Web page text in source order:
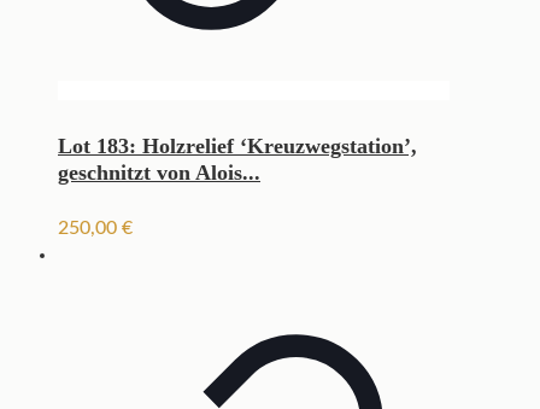
Lot 183: Holzrelief ‘Kreuzwegstation’,
geschnitzt von Alois...
250,00 €